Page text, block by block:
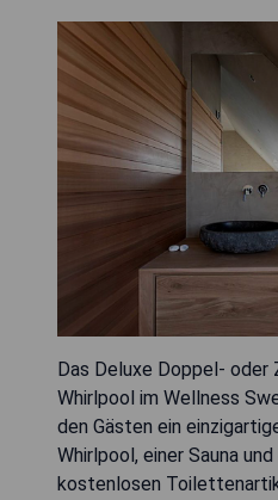
Das Deluxe Doppel-
Whirlpool im Wellness
den Gästen ein
Whirlpool, einer Sauna
kostenlosen